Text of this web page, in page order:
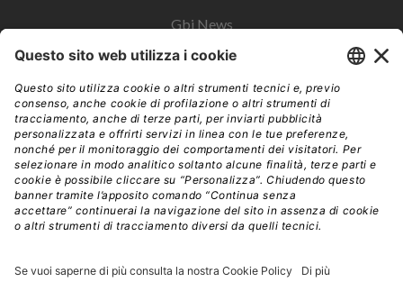
Gbi News
Instoremag
Esplora il gruppo
Edra Edizioni
Edizioni LSWR
LSWR Group